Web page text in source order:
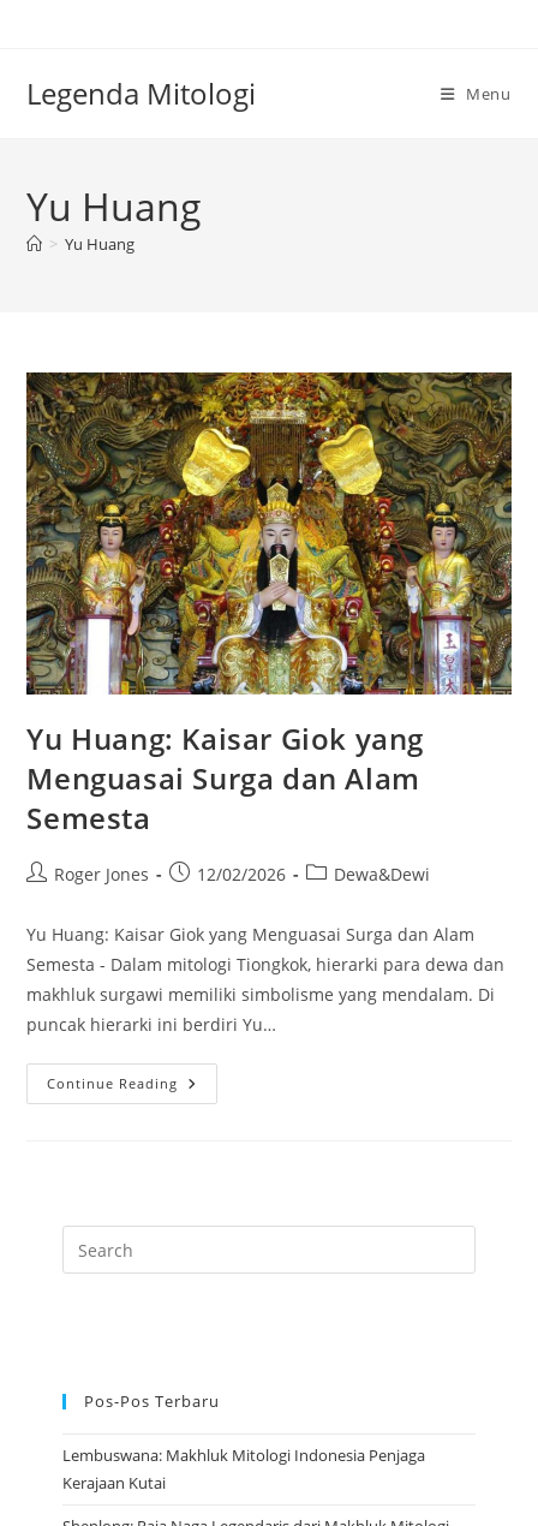
Legenda Mitologi Menu
Yu Huang
> Yu Huang
Yu Huang: Kaisar Giok yang
Menguasai Surga dan Alam
Semesta
PostRoger Jones
Post12/02/2026
PostDewa&Dewi
Yu Huang: Kaisar Giok yang Menguasai Surga dan Alam
Semesta - Dalam mitologi Tiongkok, hierarki para dewa dan
makhluk surgawi memiliki simbolisme yang mendalam. Di
puncak hierarki ini berdiri Yu…
Continue Reading Yu
Huang:
Pos-Pos Terbaru
Lembuswana: Makhluk Mitologi Indonesia Penjaga
Kerajaan Kutai